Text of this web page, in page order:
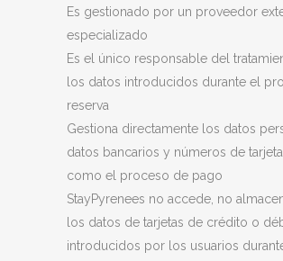
Es gestionado por un proveedor
especializado
Es el único responsable del
los datos introducidos durante el
reserva
Gestiona directamente los datos
datos bancarios y números de
como el proceso de pago
StayPyrenees no accede, no
los datos de tarjetas de crédito o
introducidos por los usuarios